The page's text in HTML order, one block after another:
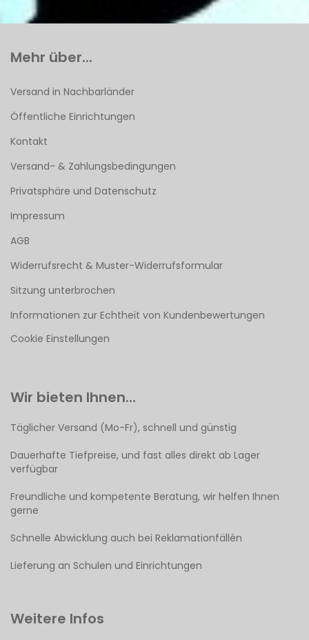
Mehr über...
Versand in Nachbarländer
Öffentliche Einrichtungen
Kontakt
Versand- & Zahlungsbedingungen
Privatsphäre und Datenschutz
Impressum
AGB
Widerrufsrecht & Muster-Widerrufsformular
Sitzung unterbrochen
Informationen zur Echtheit von Kundenbewertungen
Cookie Einstellungen
Wir bieten Ihnen...
Täglicher Versand (Mo-Fr), schnell und günstig
Dauerhafte Tiefpreise, und fast alles direkt ab Lager
verfügbar
Freundliche und kompetente Beratung, wir helfen Ihnen
gerne
Schnelle Abwicklung auch bei Reklamationfällén
Lieferung an Schulen und Einrichtungen
Weitere Infos